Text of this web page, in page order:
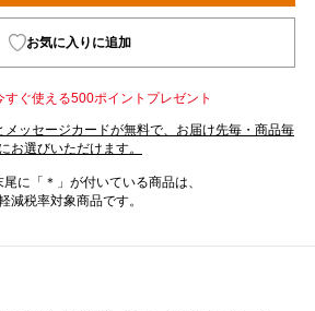
お気に入りに追加
すぐ使える500ポイントプレゼント
ッセージカードが無料で、お届け先毎・商品毎
にお選びいただけます。
に「＊」が付いている商品は、
減税率対象商品です。